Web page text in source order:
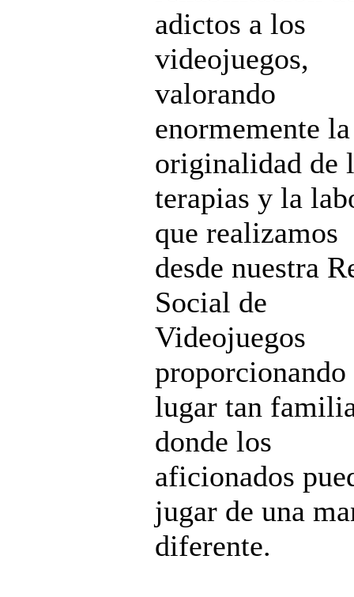
adictos a los
videojuegos,
valorando
enormemente la
originalidad de
terapias y la
que realizamos
desde nuestra
Social de
Videojuegos
proporcionando
lugar tan
donde los
aficionados
jugar de una
diferente.